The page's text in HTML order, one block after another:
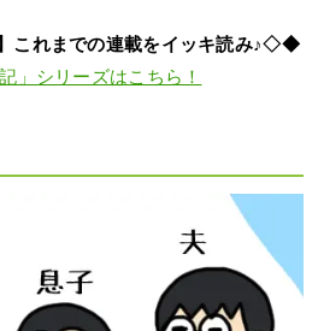
これまでの連載をイッキ読み♪◇◆
」シリーズはこちら！